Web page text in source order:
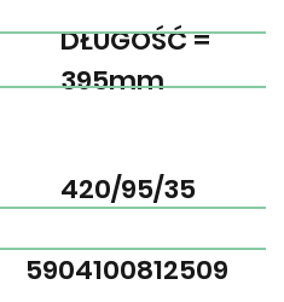
5904100812509
420/95/35
DŁUGOŚĆ =
395mm